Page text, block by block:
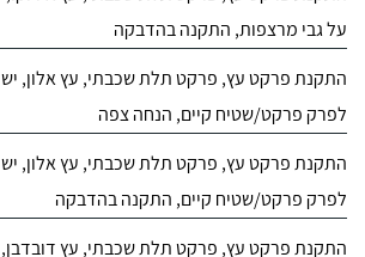
על גבי מרצפות, התקנה בהדבקה
התקנת פרקט עץ, פרקט תלת שכבתי, עץ אלון, יש
לפרק פרקט/שטיח קיים, הנחה צפה
התקנת פרקט עץ, פרקט תלת שכבתי, עץ אלון, יש
לפרק פרקט/שטיח קיים, התקנה בהדבקה
התקנת פרקט עץ, פרקט תלת שכבתי, עץ דובדבן,